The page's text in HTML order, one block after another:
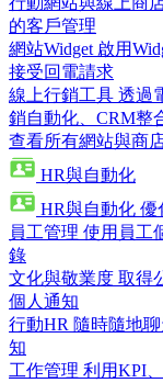
的客戶管理
網站Widget 啟用
接受回電請求
線上行銷工具 透過
銷自動化、CRM整
查看所有網站與商
HR與自動化
HR與自動化 優
員工管理 使用員工
錄
文化與敬業度 取得
個人通知
行動HR 隨時隨地
知
工作管理 利用KPI